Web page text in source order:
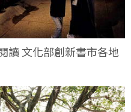
讀 文化部創新書市各地